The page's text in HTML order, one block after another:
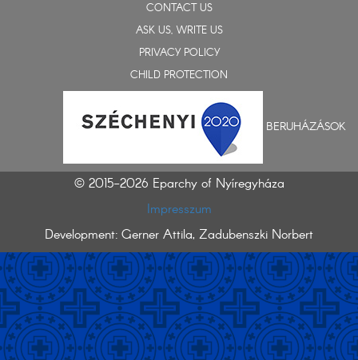
CONTACT US
ASK US, WRITE US
PRIVACY POLICY
CHILD PROTECTION
BERUHÁZÁSOK
© 2015-2026 Eparchy of Nyíregyháza
Impresszum
Development: Gerner Attila, Zadubenszki Norbert